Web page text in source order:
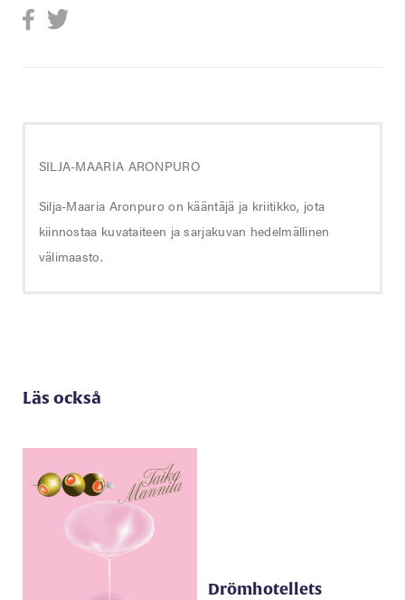
SILJA-MAARIA ARONPURO
Silja-Maaria Aronpuro on kääntäjä ja kriitikko, jota
kiinnostaa kuvataiteen ja sarjakuvan hedelmällinen
välimaasto.
Läs också
Drömhotellets